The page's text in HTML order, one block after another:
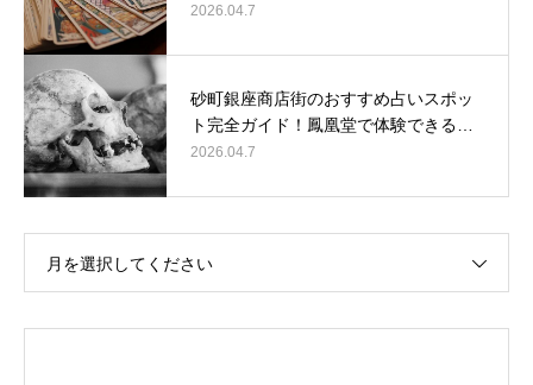
2026.04.7
砂町銀座商店街のおすすめ占いスポッ
ト完全ガイド！鳳凰堂で体験できる…
2026.04.7
月を選択してください